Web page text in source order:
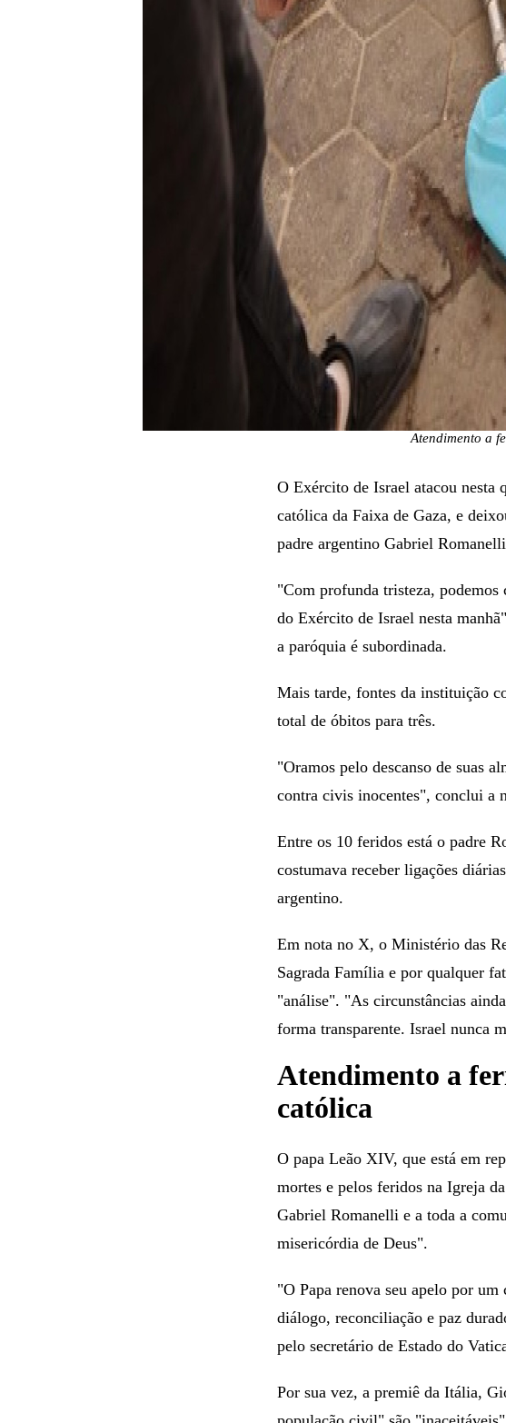
Atendimento a
O Exército de Israel atacou nesta
católica da Faixa de Gaza, e
padre argentino Gabriel
"Com profunda tristeza, podemos
do Exército de Israel nesta
a paróquia é subordinada.
Mais tarde, fontes da instituição
total de óbitos para três.
"Oramos pelo descanso de suas
contra civis inocentes", conclui a
Entre os 10 feridos está o padre
costumava receber ligações
argentino.
Em nota no X, o Ministério das
Sagrada Família e por qualquer
"análise". "As circunstâncias
forma transparente. Israel nunca
Atendimento a
católica
O papa Leão XIV, que está em
mortes e pelos feridos na Igreja
Gabriel Romanelli e a toda a
misericórdia de Deus".
"O Papa renova seu apelo por um
diálogo, reconciliação e paz
pelo secretário de Estado do
Por sua vez, a premiê da Itália,